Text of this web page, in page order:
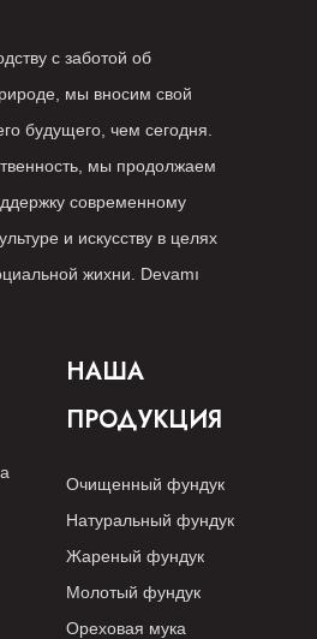
с заботой об
мы вносим свой
будущего, чем сегодня.
мы продолжаем
современному
и искусству в целях
жихни. Devamı
НАША
ПРОДУКЦИЯ
Очищенный фундук
Натуральный фундук
Жареный фундук
Молотый фундук
Ореховая мука